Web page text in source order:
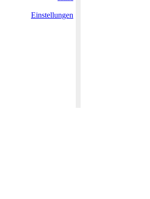
Einstellungen